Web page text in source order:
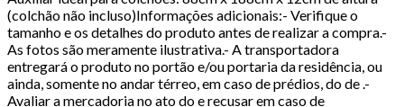
(colchão não incluso)Informações adicionais:- Verifique o
tamanho e os detalhes do produto antes de realizar a compra.-
As fotos são meramente ilustrativa.- A transportadora
entregará o produto no portão e/ou portaria da residência, ou
ainda, somente no andar térreo, em caso de prédios, do de .-
Avaliar a mercadoria no ato do e recusar em caso de